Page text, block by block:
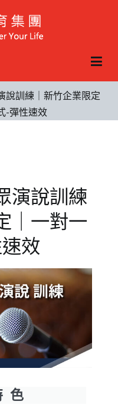
說訓練｜新竹企業限定
-彈性速效
演說訓練
｜一對一
效
色